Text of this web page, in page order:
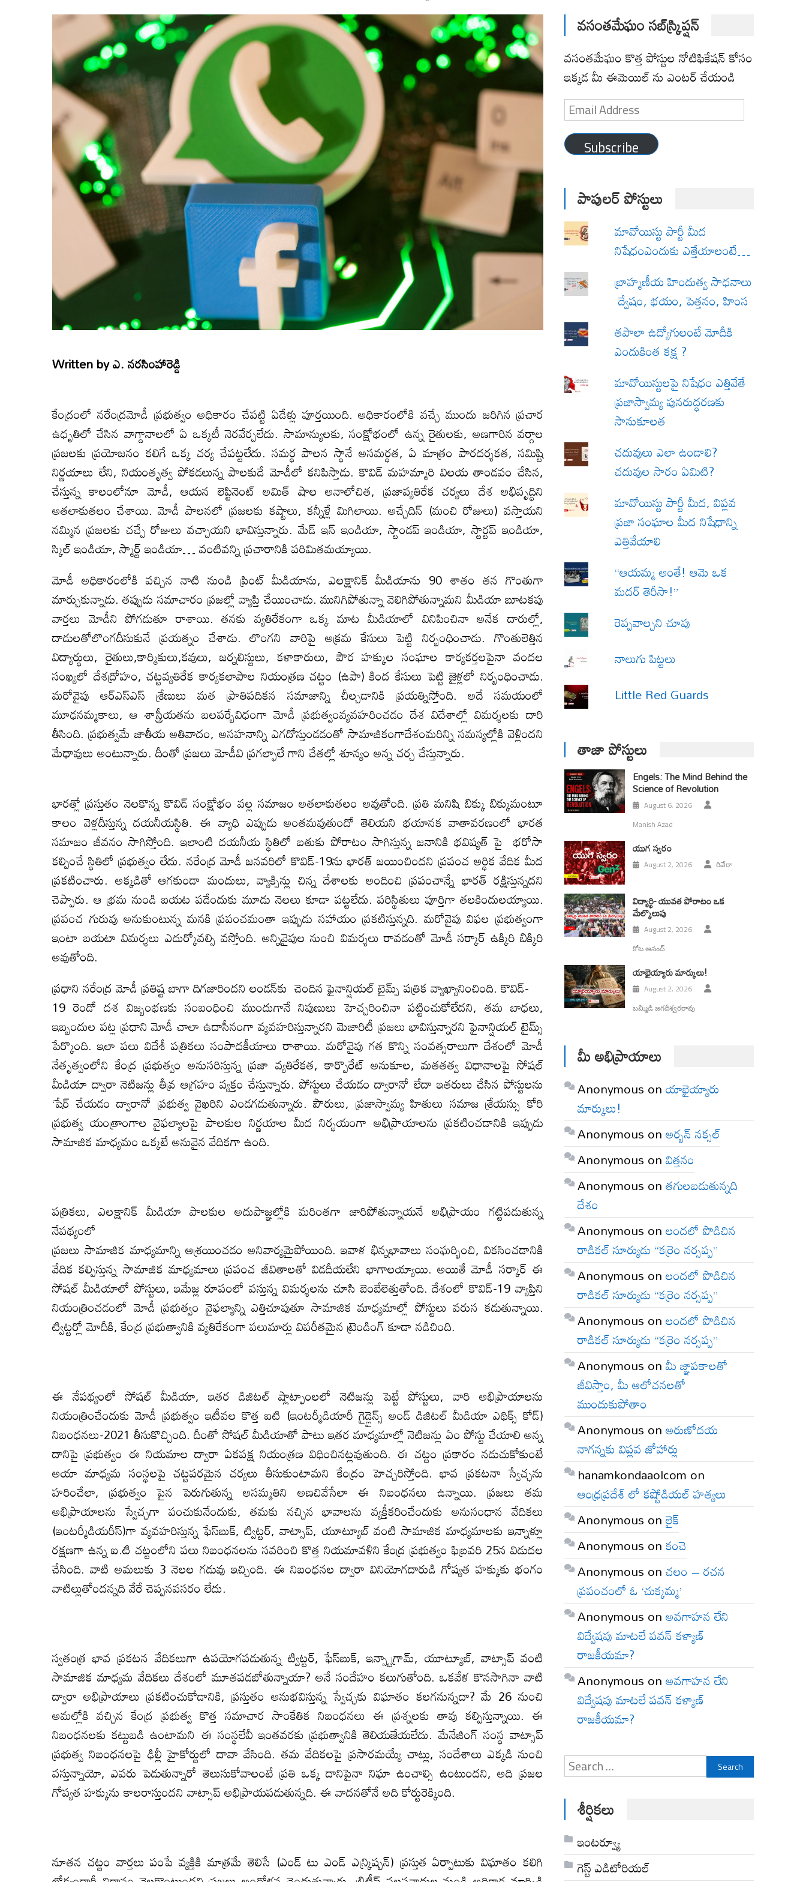
Written byఎ. నరసింహారెడ్డి
కేంద్రంలో నరేంద్రమోడీ ప్రభుత్వం అధికారం చేపట్టి ఏడేళ్లు పూర్తయింది. అధికారంలోకి వచ్చే ముందు జరిగిన ప్రచార
ఉధృతిలో చేసిన వాగ్దానాలలో ఏ ఒక్కటీ నెరవేర్చలేదు. సామాన్యులకు, సంక్షోభంలో ఉన్న రైతులకు, అణగారిన వర్గాల
ప్రజలకు ప్రయోజనం కలిగే ఒక్క చర్య చేపట్టలేదు. సమర్థ పాలన స్థానే అసమర్థత, ఏ మాత్రం పారదర్శకత, సమిష్టి
నిర్ణయాలు లేని, నియంతృత్వ పోకడలున్న పాలకుడే మోడీలో కనిపిస్తాడు. కొవిడ్ మహమ్మారి విలయ తాండవం చేసిన,
చేస్తున్న కాలంలోనూ మోడీ, ఆయన లెప్టినెంట్ అమిత్ షాల అనాలోచిత, ప్రజావ్యతిరేక చర్యలు దేశ అభివృద్ధిని
అతలాకుతలం చేశాయి. మోడీ పాలనలో ప్రజలకు కష్టాలు, కన్నీళ్లే మిగిలాయి. అచ్చేదిన్ (మంచి రోజులు) వస్తాయని
నమ్మిన ప్రజలకు చచ్చే రోజులు వచ్చాయని భావిస్తున్నారు. మేడ్ ఇన్ ఇండియా, స్టాండప్ ఇండియా, స్టార్టప్ ఇండియా,
స్కిల్ ఇండియా, స్మార్ట్ ఇండియా… వంటివన్ని ప్రచారానికి పరిమితమయ్యాయి.
మోడీ అధికారంలోకి వచ్చిన నాటి నుండి ప్రింట్ మీడియాను, ఎలక్షానిక్ మీడియాను 90 శాతం తన గొంతుగా
మార్చుకున్నాడు. తప్పుడు సమాచారం ప్రజల్లో వ్యాప్తి చేయించాడు. మునిగిపోతున్నా వెలిగిపోతున్నామని మీడియా బూటకపు
వార్తలు మోడీని పోగడుతూ రాశాయి. తనకు వ్యతిరేకంగా ఒక్క మాట మీడియాలో వినిపించినా అనేక దారుల్లో,
దాడులతోలొంగ‌దీసుకునే ప్రయత్నం చేశాడు. లొంగ‌ని వారిపై అక్రమ కేసులు పెట్టి నిర్బంధించాడు. గొంతులెత్తిన
విద్యార్థులు, రైతులు,కార్మికులు,కవులు, జర్నలిస్టులు, కళాకారులు, పౌర హక్కుల సంఘాల కార్యకర్తలపైనా వందల
సంఖ్యలో దేశద్రోహం, చట్టవ్యతిరేక కార్యకలాపాల నియంత్రణ చట్టం (ఉపా) కింద కేసులు పెట్టి జైళ్లలో నిర్బంధించాడు.
మరోవైపు ఆర్ఎస్ఎస్ శ్రేణులు మత ప్రాతిపదికన సమాజాన్ని చీల్చడానికి ప్రయత్నిస్తోంది. అదే సమయంలో
మూఢనమ్మకాలు, ఆ శాస్త్రీయతను బలపర్బేవిధంగా మోడీ ప్రభుత్వంవ్యవహరించడం దేశ విదేశాల్లో విమర్శలకు దారి
తీసింది. ప్రభుత్వమే జాతీయ అతివాదం, అసహనాన్ని ఎగదోస్తుండడంతో సామాజికంగాదేశంమరిన్ని సమస్యల్లోకి వెళ్లిందని
మేధావులు అంటున్నారు. దీంతో ప్రజలు మోడీవి ప్రగల్ఫాలే గాని చేతల్లో శూన్యం అన్న చర్చ చేస్తున్నారు.
భారత్లో ప్రస్తుతం నెలకొన్న కొవిడ్ సంక్షోభం వల్ల సమాజం అతలాకుతలం అవుతోంది. ప్రతి మనిషి బిక్కు బిక్కుమంటూ
కాలం వెళ్ల‌దీస్తున్న దయనీయస్థితి. ఈ వ్యాధి ఎప్పుడు అంతమవుతుందో తెలియని భయానక వాతావరణంలో భారత
సమాజం జీవనం సాగిస్తోంది. ఇలాంటి దయనీయ స్థితిలో బతుకు పోరాటం సాగిస్తున్న జనానికి భవిష్యత్ పై భరోసా
కల్పించే స్థితిలో ప్రభుత్వం లేదు. నరేంద్ర మోడీ జనవరిలో కొవిడ్-19ను భారత్ జయించిందని ప్రపంచ అర్థిక వేదిక మీద
ప్రకటించారు. అక్కడితో ఆగకుండా మందులు, వ్యాక్సిన్లు చిన్న దేశాలకు అందించి ప్రపంచాన్నే భారత్ రక్షిస్తున్నదని
చెప్పారు. ఆ భ్రమ నుండి బయట పడేందుకు మూడు నెలలు కూడా పట్టలేదు. పరిస్థితులు పూర్తిగా తలకిందులయ్యాయి.
ప్రపంచ గురువు అనుకుంటున్న మనకి ప్రపంచమంతా ఇప్పుడు సహాయం ప్రకటిస్తున్నది. మరోవైపు విఫల ప్రభుత్వంగా
ఇంటా బయటా విమర్శలు ఎదుర్కోవల్సి వస్తోంది. అన్నివైపుల నుంచి విమర్శలు రావడంతో మోడీ సర్కార్ ఉక్కిరి బిక్కిరి
అవుతోంది.
ప్రధాని నరేంద్ర మోడీ ప్రతిష్ట బాగా దిగజారిందని లండన్‌కు చెందిన ఫైనాన్షియల్ టైమ్స్ పత్రిక వ్యాఖ్యానించింది. కొవిడ్-
19 రెండో దశ విజ్బంభణకు సంబంధించి ముందుగానే నిపుణులు హెచ్చరించినా పట్టించుకోలేదని, తమ బాధలు,
ఇబ్బందుల పట్ల ప్రధాని మోడీ చాలా ఉదాసీనంగా వ్యవహరిస్తున్నారని మెజారిటీ ప్రజలు భావిస్తున్నారని ఫైనాన్షియల్ టైమ్స్
పేర్కొంది. ఇలా పలు విదేశీ పత్రికలు సంపాదకీయాలు రాశాయి. మరోవైపు గత కొన్ని సంవత్సరాలుగా దేశంలో మోడీ
నేతృత్వంలోని కేంద్ర ప్రభుత్వం అనుసరిస్తున్న ప్రజా వ్యతిరేకత, కార్పొరేట్ అనుకూల, మతతత్వ విధానాలపై సోషల్
మీడియా ద్వారా నెటిజన్లు తీవ్ర ఆగ్రహం వ్యక్తం చేస్తున్నారు. పోస్టులు చేయడం ద్వారానో లేదా ఇతరులు చేసిన పోస్టులను
‘షేర్ చేయడం ద్వారానో ప్రభుత్వ వైఖరిని ఎండగడుతున్నారు. పౌరులు, ప్రజాస్వామ్య హితులు సమాజ శ్రేయస్సు కోరి
ప్రభుత్వ యంత్రాంగాల వైఫల్యాలపై పాలకుల నిర్ణయాల మీద నిర్భయంగా అభిప్రాయాలను ప్రకటించడానికి ఇప్పుడు
సామాజిక మాధ్యమం ఒక్కటే అనువైన వేదికగా ఉంది.
పత్రికలు, ఎలక్షానిక్ మీడియా పాలకుల అదుపాజ్ఞల్లోకి మరింతగా జారిపోతున్నాయనే అభిప్రాయం గట్టిపడుతున్న
నేపథ్యంలో
ప్రజలు సామాజిక మాధ్యమాన్ని ఆశ్రయించడం అనివార్యమైపోయింది. ఇవాళ భిన్నభావాలు సంఘర్భించి, వికసించడానికి
వేదిక కల్పిస్తున్న సామాజిక మాధ్యమాలు ప్రపంచ జీవితాలతో విడదీయలేని భాగాలయ్యాయి. అయితే మోడీ సర్కార్ ఈ
సోషల్ మీడియాలో పోస్టులు, ఇమేజ్ల రూపంలో వస్తున్న విమర్శలను చూసి బెంబేలెత్తుతోంది. దేశంలో కొవిడ్-19 వ్యాప్తిని
నియంత్రించడంలో మోడీ ప్రభుత్వం వైఫల్యాన్ని ఎత్తిచూపుతూ సామాజిక మాధ్యమాల్లో పోస్టులు వరుస కడుతున్నాయి.
ట్విట్టర్లో మోదీకి, కేంద్ర ప్రభుత్వానికి వ్యతిరేకంగా పలుమార్లు విపరీతమైన ట్రెండింగ్ కూడా నడిచింది.
ఈ నేపథ్యంలో సోషల్ మీడియా, ఇతర డిజిటల్ ష్లాట్ఫాంలలో నెటిజన్లు పెట్టే పోస్టులు, వారి అభిప్రాయాలను
నియంత్రించేందుకు మోడీ ప్రభుత్వం ఇటీవల కొత్త ఐటి (ఇంటర్మీడియారీ గైడ్లైన్స్ అండ్ డిజిటల్ మీడియా ఎథిక్స్ కోడ్)
నిబంధనలు-2021 తీసుకొచ్చింది. దీంతో సోషల్ మీడియాతో పాటు ఇతర మాధ్యమాల్లో నెటిజన్లు ఏం పోస్టు చేయాలి అన్న
దానిపై ప్రభుత్వం ఈ నియమాల ద్వారా ఏకపక్ష నియంత్రణ విధించినట్లవుతుంది. ఈ చట్టం ప్రకారం నడుచుకోకుంటే
అయా మాధ్యమ సంస్థలపై చట్టపరమైన చర్యలు తీసుకుంటామని కేంద్రం హెచ్చరిస్తోంది. భావ ప్రకటనా స్వేచ్ఛ‌ను
హరించేలా, ప్రభుత్వం పైన పెరుగుతున్న అసమ్మతిని అణచివేసేలా ఈ నిబంధనలు ఉన్నాయి. ప్రజలు తమ
అభిప్రాయాలను స్వేచ్ఛ‌గా పంచుకునేందుకు, తమకు నచ్చిన భావాలను వ్యక్తీకరించేందుకు అనుసంధాన వేదికలు
(ఇంటర్మీడియరీస్)గా వ్యవహరిస్తున్న ఫేస్‌బుక్, ట్విట్టర్, వాట్సాప్, యూట్యూబ్ వంటి సామాజిక మాధ్యమాలకు ఇన్నాళ్లూ
రక్షణగా ఉన్న ఐ.టి చట్టంలోని పలు నిబంధనలను సవరించి కొత్త నియమావళిని కేంద్ర ప్రభుత్వం ఫిబ్రవరి 25న విడుదల
చేసింది. వాటి అమలుకు 3 నెలల గడువు ఇచ్చింది. ఈ నిబంధనల ద్వారా వినియోగదారుడి గోష్యత హక్కుకు భంగం
వాటిల్లుతోందన్నది వేరే చెప్పనవసరం లేదు.
స్వతంత్ర భావ ప్రకటన వేదికలుగా ఉపయోగపడుతున్న ట్విట్టర్, ఫేస్‌బుక్‌, ఇన్స్టాగ్రామ్, యూట్యూబ్, వాట్సాప్ వంటి
సామాజిక మాధ్యమ వేదికలు దేశంలో మూతపడబోతున్నాయా? అనే సందేహం కలుగుతోంది. ఒకవేళ కొనసాగినా వాటి
ద్వారా అభిప్రాయాలు ప్రకటించుకోడానికి, ప్రస్తుతం అనుభవిస్తున్న స్వేచ్ఛ‌కు విఘాతం కలగనున్నదా? మే 26 నుంచి
అమల్లోకి వచ్చిన కేంద్ర ప్రభుత్వ కొత్త సమాచార సాంకేతిక నిబంధనలు ఈ ప్రశ్నలకు తావు కల్పిస్తున్నాయి. ఈ
నిబంధనలకు కట్టుబడి ఉంటామని ఈ సంస్థలేవీ ఇంతవరకు ప్రభుత్వానికి తెలియజేయలేదు. మేనేజింగ్ సంస్థ వాట్సాప్
ప్రభుత్వ నిబంధనలపై ఢిల్లీ హైకోర్టులో దావా వేసింది. తమ వేదికలపై ప్రసారమయ్యే చాట్లు, సందేశాలు ఎక్కడి నుంచి
వస్తున్నాయో, ఎవరు పెడుతున్నారో తెలుసుకోవాలంటే ప్రతి ఒక్క దానిపైనా నిఘా ఉంచాల్సి ఉంటుందని, అది ప్రజల
గోప్య‌త‌ హక్కును కాలరాస్తుందని వాట్సాప్ అభిప్రాయపడుతున్నది. ఈ వాదనతోనే అది కోర్టురెక్కింది.
నూతన చట్టం వార్తలు పంపే వ్యక్తికి మాత్రమే తెలిసే (ఎండ్ టు ఎండ్ ఎన్క్రిష్పన్) ప్రస్తుత ఏర్పాటుకు విఘాతం కలిగి
వసంతమేఘం సబ్‌స్క్రిప్షన్
వసంతమేఘం కొత్త పోస్టుల నోటిఫికేషన్ కోసం
ఇక్కడ మీ ఈమెయిల్ ను ఎంటర్ చేయండి
Email
Address
Subscribe
పాపులర్ పోస్టులు
మావోయిస్టు పార్టీ మీద
నిషేధంఎందుకు ఎత్తేయాలంటే…
బ్రాహ్మణీయ హిందుత్వ సాధనాలు
ద్వేషం, భయం, పెత్తనం, హింస
త‌పాలా ఉద్యోగులంటే మోదీకి
ఎందుకింత కక్ష ?
మావోయిస్టులపై నిషేధం ఎత్తివేతే
ప్రజాస్వామ్య పునరుద్ధరణకు
సానుకూలత
చదువులు ఎలా ఉండాలి?
చదువుల సారం ఏమిటి?
మావోయిస్టు పార్టీ మీద, విప్లవ
ప్రజా సంఘాల మీద నిషేధాన్ని
ఎత్తివేయాలి
“ఆయమ్మ అంతే! ఆమె ఒక
మదర్ తెరీసా!”
రెప్పవాల్చని చూపు
నాలుగు పిట్టలు
Little Red Guards
తాజా పోస్టులు
Engels: The Mind Behind the
Science of Revolution
August 6, 2026
Manish Azad
యుగ స్వ‌రం
August 2, 2026 రివేరా
విద్యార్థి- యువత పోరాటం ఒక
మేల్కొలుపు
August 2, 2026
కోట ఆనంద్
యాభైయ్యారు మార్కులు!
August 2, 2026
బమ్మిడి జగదీశ్వరరావు
మీ అభిప్రాయాలు
Anonymous onయాభైయ్యారు
మార్కులు!
Anonymous onఅర్బన్ నక్సల్
Anonymous onవిత్తనం
Anonymous onతగులబడుతున్నది
దేశం
Anonymous onలందలో పొడిచిన
రాడికల్ సూర్యుడు “కర్రెం నర్సప్ప”
Anonymous onలందలో పొడిచిన
రాడికల్ సూర్యుడు “కర్రెం నర్సప్ప”
Anonymous onలందలో పొడిచిన
రాడికల్ సూర్యుడు “కర్రెం నర్సప్ప”
Anonymous onమీ జ్ఞాపకాలతో
జీవిస్తాం, మీ ఆలోచనలతో
ముందుకుపోతాం
Anonymous onఅరుణోదయ
నాగన్నకు విప్లవ జోహార్లు
hanamkondaaolcom on
ఆంధ్రప్రదేశ్ లో కష్టోడియల్ హత్యలు
Anonymous onలైక్
Anonymous onకంచె
Anonymous onచలం – రచన
ప్రపంచంలో ఓ ‘చుక్కమ్మ’
Anonymous onఅవగాహన లేని
విద్వేషపు మాటలే పవన్ కళ్యాణ్
రాజకీయమా?
Anonymous onఅవగాహన లేని
విద్వేషపు మాటలే పవన్ కళ్యాణ్
రాజకీయమా?
Search
for:
శీర్షికలు
ఇంటర్వ్యూ
గెస్ట్ ఎడిటోరియల్